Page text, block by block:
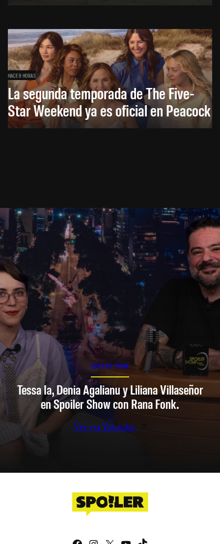
HACE 9 HORAS
La segunda temporada de The Five-
Star Weekend ya es oficial en Peacock
SPOILER SHOW
Tessa Ia, Denia Agalianu y Liliana Villaseñor
en Spoiler Show con Rana Fonk.
Ver en Youtube
Facebook
Instagram
X YouTube